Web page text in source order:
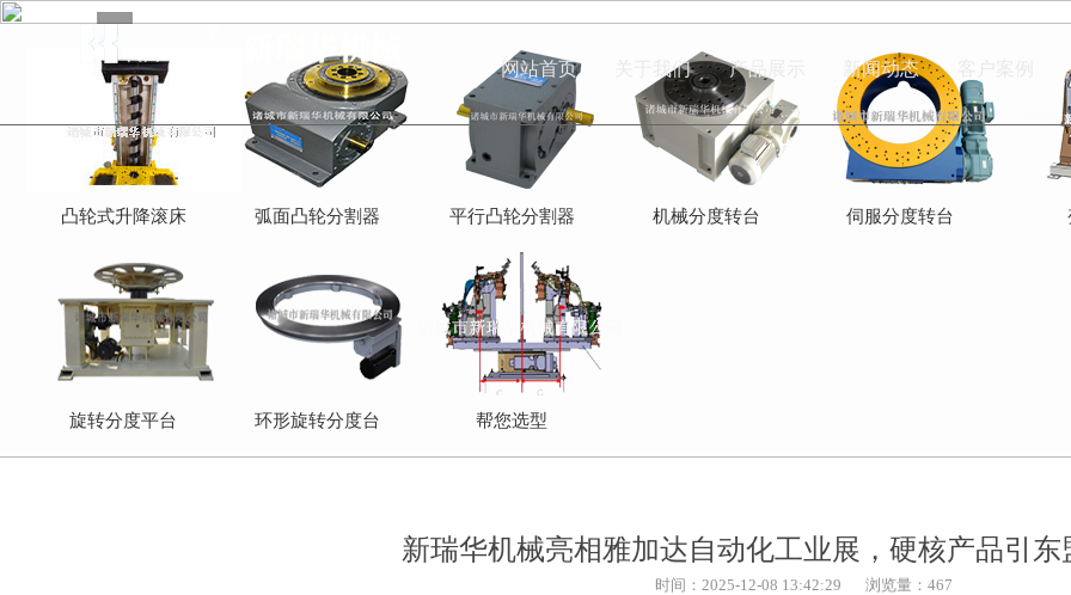
网站首页 关于我们 产品展示 新闻动态
凸轮式升降滚床 弧面凸轮分割器 平行凸轮分割器 机械分度转台 伺服分度转台
旋转分度平台 环形旋转分度台 帮您选型
新瑞华机械亮相雅加达自动化工业展，硬核产品引东
时间：2025-12-08 13:42:29 浏览量：467